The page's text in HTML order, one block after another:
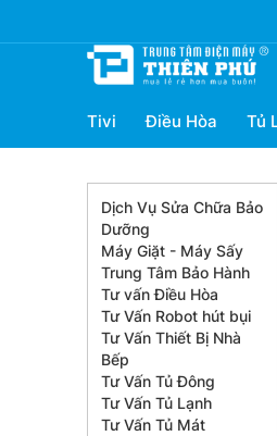
Tivi Điều Hòa Tủ
Dịch Vụ Sửa Chữa Bảo
Dưỡng
Máy Giặt - Máy Sấy
Trung Tâm Bảo Hành
Tư vấn Điều Hòa
Tư Vấn Robot hút bụi
Tư Vấn Thiết Bị Nhà
Bếp
Tư Vấn Tủ Đông
Tư Vấn Tủ Lạnh
Tư Vấn Tủ Mát